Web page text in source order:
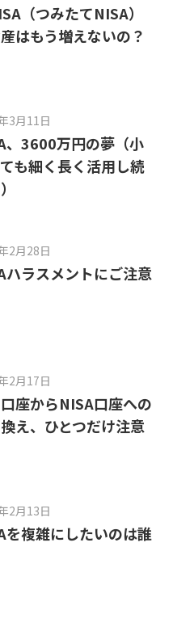
（つみたてNISA）
はもう増えないの？
3月11日
、3600万円の夢（小
も細く長く活用し続
2月28日
ハラスメントにご注意
2月17日
座からNISA口座への
え、ひとつだけ注意
2月13日
を複雑にしたいのは誰